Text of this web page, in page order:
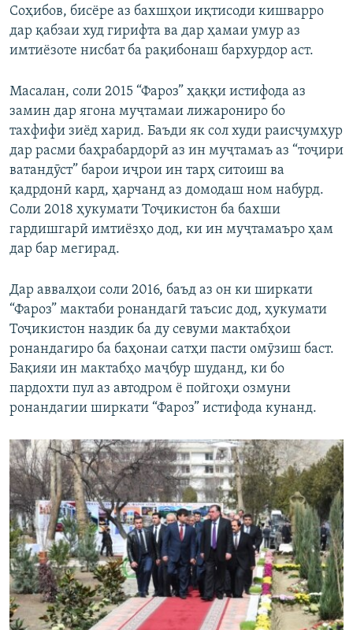
Соҳибов, бисёре аз бахшҳои иқтисоди кишварро
дар қабзаи худ гирифта ва дар ҳамаи умур аз
имтиёзоте нисбат ба рақибонаш бархурдор аст.
Масалан, соли 2015 “Фароз” ҳаққи истифода аз
замин дар ягона муҷтамаи лижарониро бо
тахфифи зиёд харид. Баъди як сол худи раисҷумҳур
дар расми баҳрабардорӣ аз ин муҷтамаъ аз “тоҷири
ватандӯст” барои иҷрои ин тарҳ ситоиш ва
қадрдонӣ кард, ҳарчанд аз домодаш ном набурд.
Соли 2018 ҳукумати Тоҷикистон ба бахши
гардишгарӣ имтиёзҳо дод, ки ин муҷтамаъро ҳам
дар бар мегирад.
Дар аввалҳои соли 2016, баъд аз он ки ширкати
“Фароз” мактаби ронандагӣ таъсис дод, ҳукумати
Тоҷикистон наздик ба ду севуми мактабҳои
ронандагиро ба баҳонаи сатҳи пасти омӯзиш баст.
Бақияи ин мактабҳо маҷбур шуданд, ки бо
пардохти пул аз автодром ё пойгоҳи озмуни
ронандагии ширкати “Фароз” истифода кунанд.